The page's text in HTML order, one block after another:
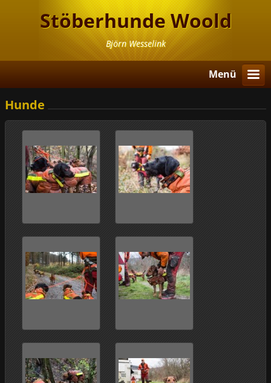
Stöberhunde Woold
Björn Wesselink
Menü
Hunde